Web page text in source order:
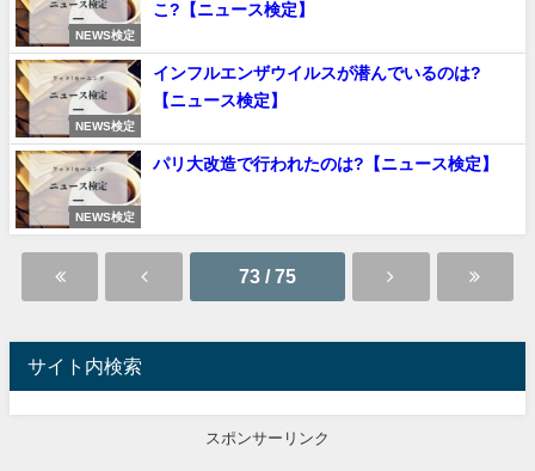
NEWS検定
こ?【ニュース検定】
NEWS検定
インフルエンザウイルスが潜んでいるのは?
【ニュース検定】
NEWS検定
パリ大改造で行われたのは?【ニュース検定】
73 / 75
サイト内検索
スポンサーリンク